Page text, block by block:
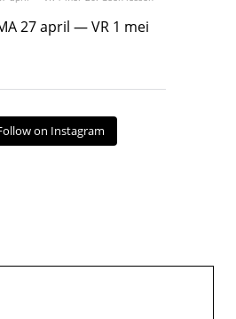
april — VR 1 mei ‘26.
27 april — VR 1 mei
on Instagram